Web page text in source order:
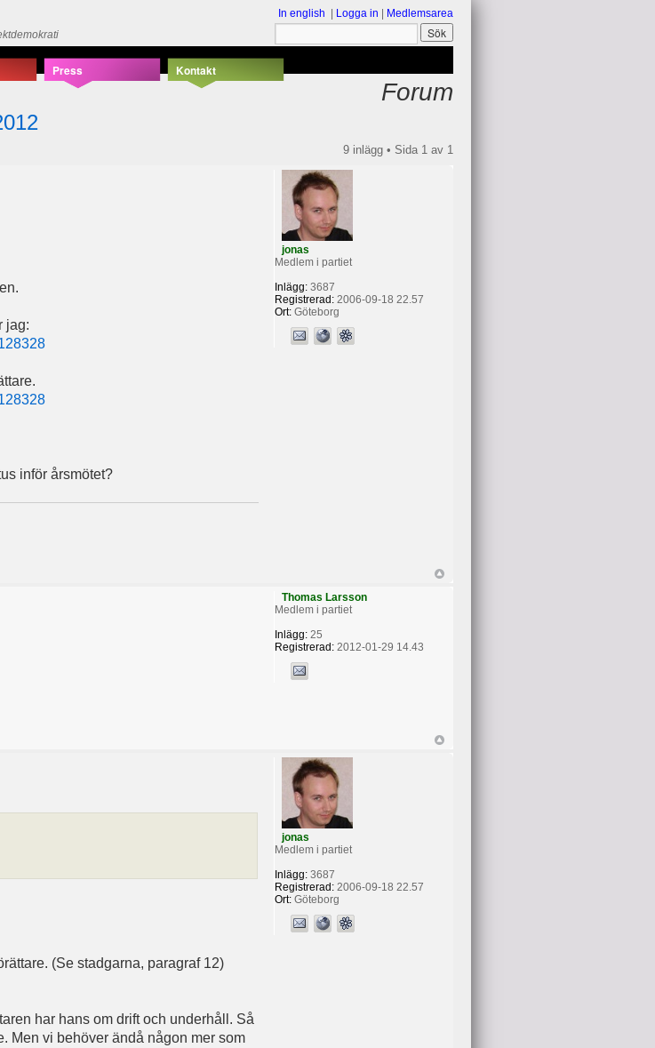
Medlemsarea
Logga in
In english
Press Kontakt
Forum
9 inlägg • Sida 1 av 1
jag:
inför årsmötet?
jonas
Medlem i partiet
Inlägg:3687
Registrerad:2006-09-18 22.57
Ort:Göteborg
Thomas Larsson
Medlem i partiet
Inlägg:25
Registrerad:2012-01-29 14.43
(Se stadgarna, paragraf 12)
har hans om drift och underhåll. Så
Men vi behöver ändå någon mer som
jonas
Medlem i partiet
Inlägg:3687
Registrerad:2006-09-18 22.57
Ort:Göteborg